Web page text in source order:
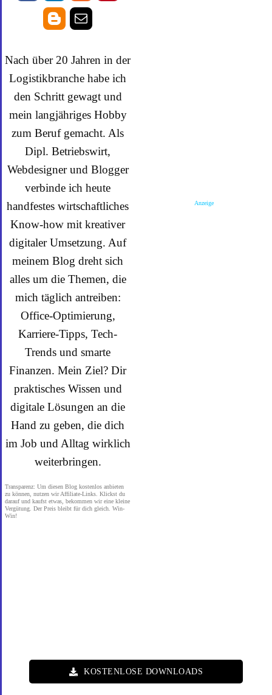
Nach über 20 Jahren in der
Logistikbranche habe ich
den Schritt gewagt und
mein langjähriges Hobby
zum Beruf gemacht. Als
Dipl. Betriebswirt,
Webdesigner und Blogger
verbinde ich heute
handfestes wirtschaftliches
Know-how mit kreativer
digitaler Umsetzung. Auf
meinem Blog dreht sich
alles um die Themen, die
mich täglich antreiben:
Office-Optimierung,
Karriere-Tipps, Tech-
Trends und smarte
Finanzen. Mein Ziel? Dir
praktisches Wissen und
digitale Lösungen an die
Hand zu geben, die dich
im Job und Alltag wirklich
weiterbringen.
Transparenz: Um diesen Blog kostenlos anbieten
zu können, nutzen wir Affiliate-Links. Klickst du
darauf und kaufst etwas, bekommen wir eine kleine
Vergütung. Der Preis bleibt für dich gleich. Win-
Win!
Anzeige
KOSTENLOSE DOWNLOADS